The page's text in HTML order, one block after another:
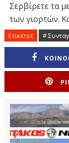
Σερβίρετε τα
των γιορτών.
Ετικέτες #